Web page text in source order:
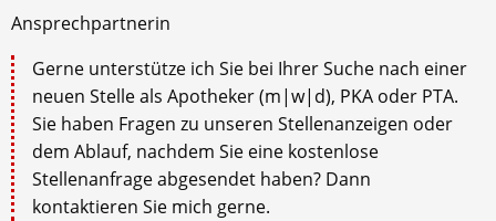
Ansprechpartnerin
Gerne unterstütze ich Sie bei Ihrer Suche nach einer
neuen Stelle als Apotheker (m|w|d), PKA oder PTA.
Sie haben Fragen zu unseren Stellenanzeigen oder
dem Ablauf, nachdem Sie eine kostenlose
Stellenanfrage abgesendet haben? Dann
kontaktieren Sie mich gerne.